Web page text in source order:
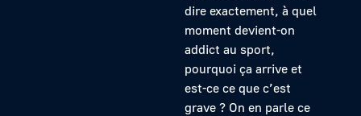
dire exactement, à quel
moment devient-on
addict au sport,
pourquoi ça arrive et
est-ce ce que c’est
grave ? On en parle ce